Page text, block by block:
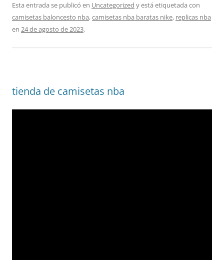
Esta entrada se publicó en Uncategorized y está etiquetada con
camisetas baloncesto nba,camisetas nba baratas nike, replicas nba
en 24 de agosto de 2023.
tienda de camisetas nba